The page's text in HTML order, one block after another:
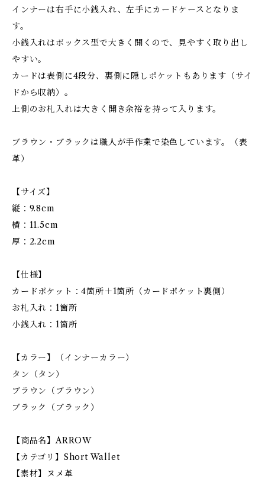
インナーは右手に小銭入れ、左手にカードケースとなりま
す。
小銭入れはボックス型で大きく開くので、見やすく取り出し
やすい。
カードは表側に4段分、裏側に隠しポケットもあります（サイ
ドから収納）。
上側のお札入れは大きく開き余裕を持って入ります。
ブラウン・ブラックは職人が手作業で染色しています。（表
革）
【サイズ】
縦：9.8cm
横：11.5cm
厚：2.2cm
【仕様】
カードポケット：4箇所＋1箇所（カードポケット裏側）
お札入れ：1箇所
小銭入れ：1箇所
【カラー】（インナーカラー）
タン（タン）
ブラウン（ブラウン）
ブラック（ブラック）
【商品名】ARROW
【カテゴリ】Short Wallet
【素材】ヌメ革